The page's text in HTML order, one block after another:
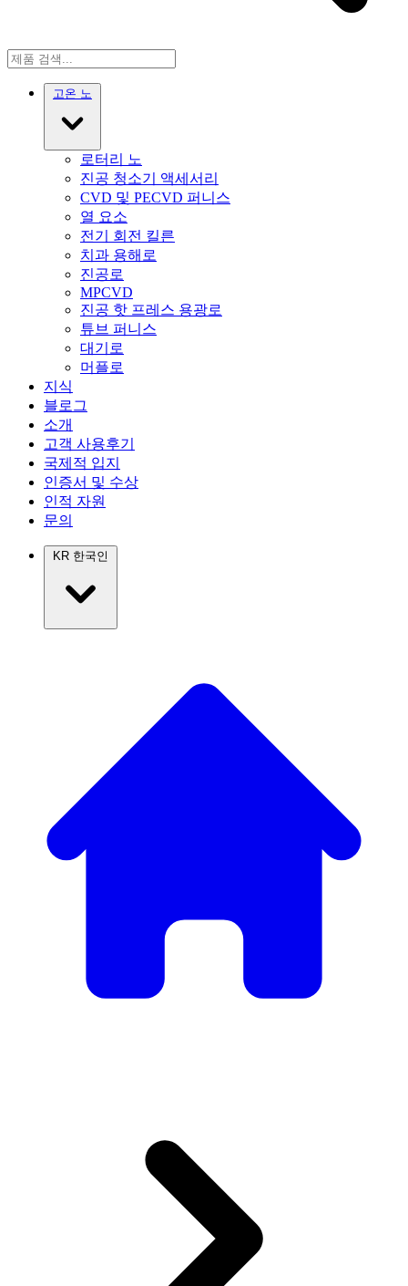
고온 노
로터리 노
진공 청소기 액세서리
CVD 및 PECVD 퍼니스
열 요소
전기 회전 킬른
치과 용해로
진공로
MPCVD
진공 핫 프레스 용광로
튜브 퍼니스
대기로
머플로
지식
블로그
소개
고객 사용후기
국제적 입지
인증서 및 수상
인적 자원
문의
KR 한국인